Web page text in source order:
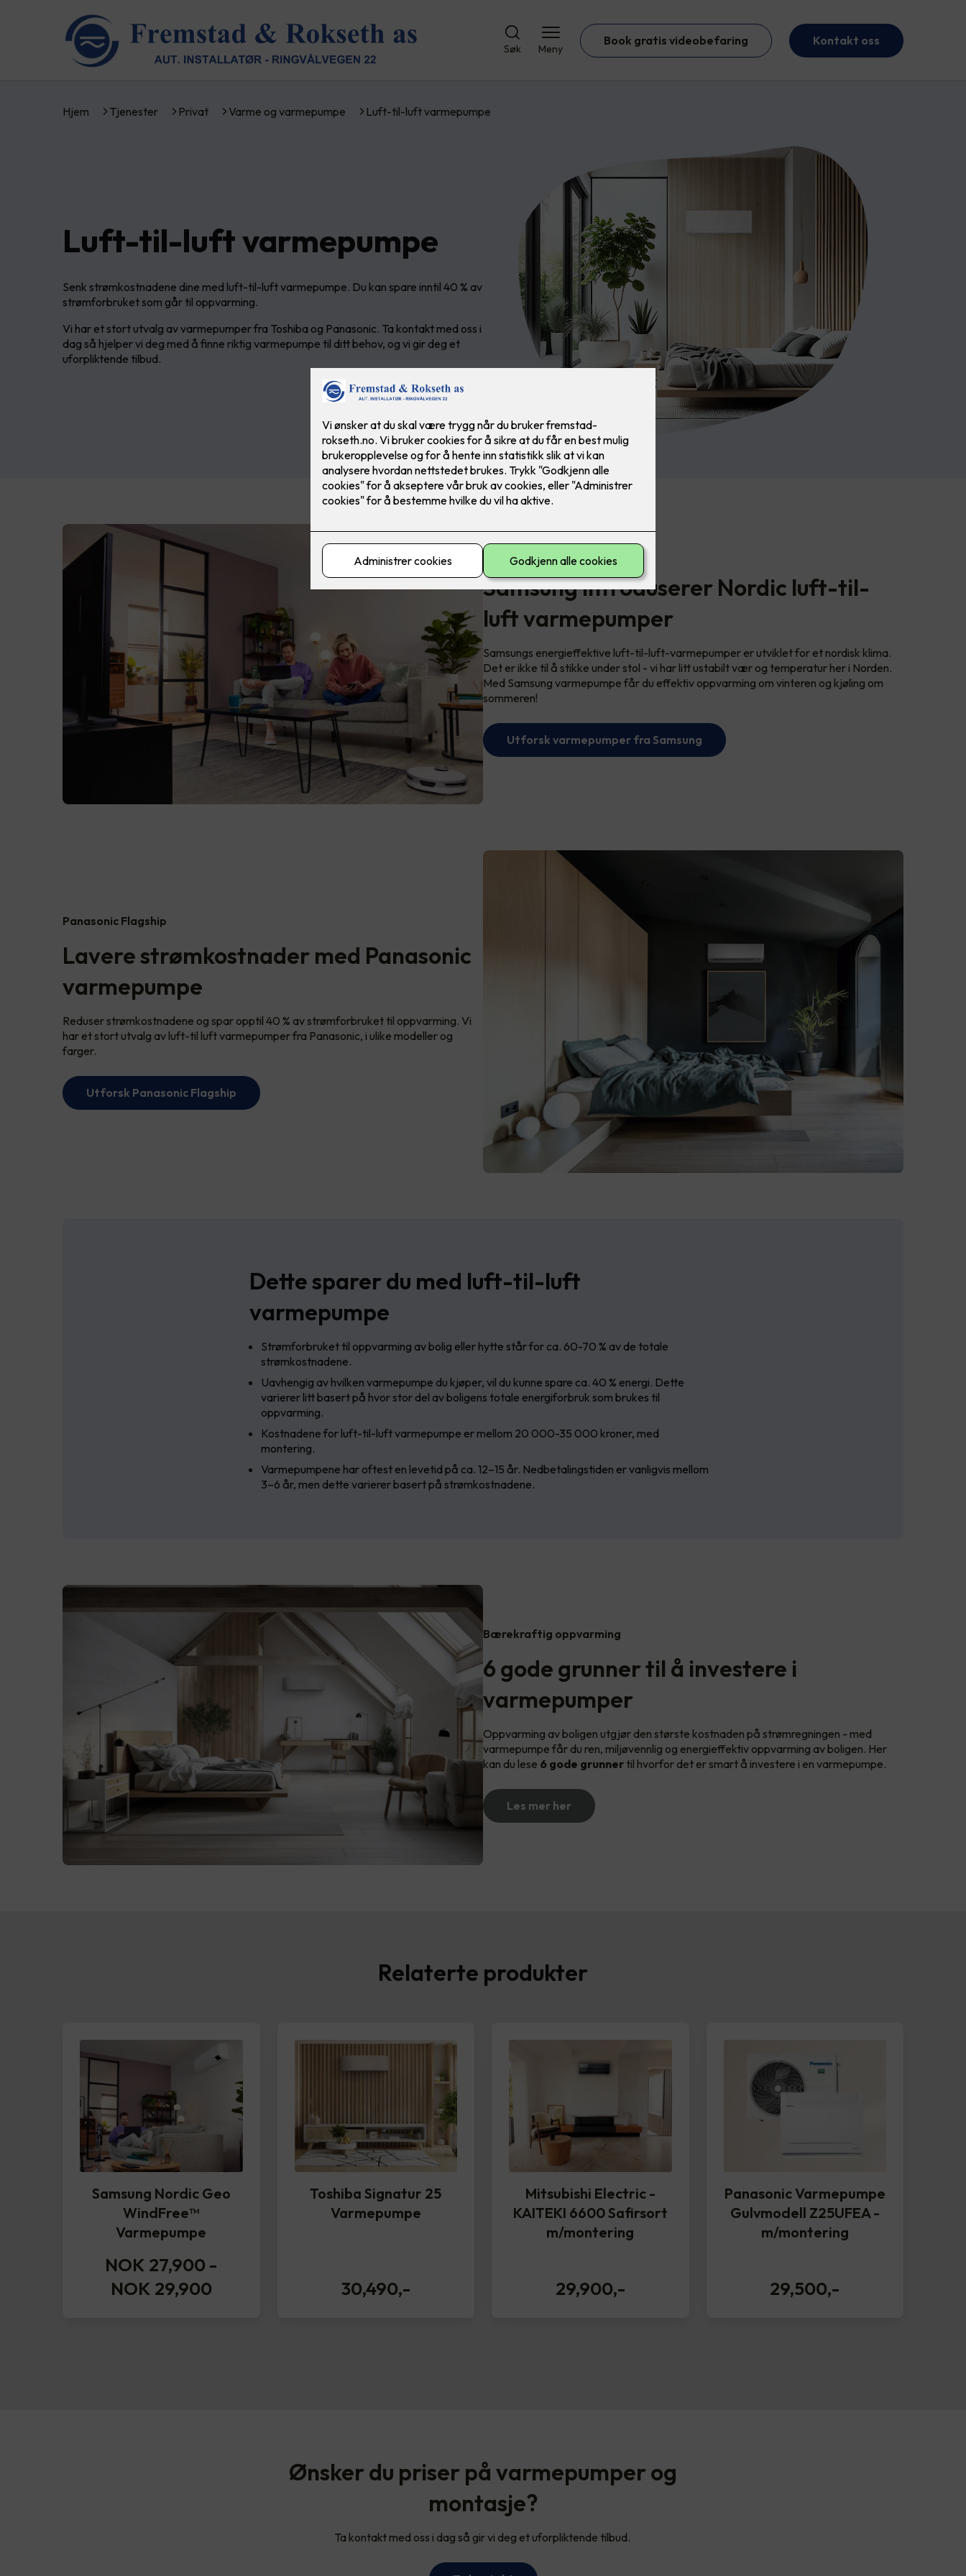
Søk Meny
Book gratis videobefaring Kontakt oss
Hjem Tjenester Privat Varme og varmepumpe Luft-til-luft varmepumpe
Luft-til-luft varmepumpe
Senk strømkostnadene dine med luft-til-luft varmepumpe. Du kan spare inntil 40 % av
strømforbruket som går til oppvarming.
Vi har et stort utvalg av varmepumper fra Toshiba og Panasonic. Ta kontakt med oss i
dag så hjelper vi deg med å finne riktig varmepumpe til ditt behov, og vi gir deg et
uforpliktende tilbud.
Samsung introduserer Nordic luft-til-
luft varmepumper
Samsungs energieffektive luft-til-luft-varmepumper er utviklet for et nordisk klima.
Det er ikke til å stikke under stol - vi har litt ustabilt vær og temperatur her i Norden.
Med Samsung varmepumpe får du effektiv oppvarming om vinteren og kjøling om
sommeren!
Utforsk varmepumper fra Samsung
Panasonic Flagship
Lavere strømkostnader med Panasonic
varmepumpe
Reduser strømkostnadene og spar opptil 40 % av strømforbruket til oppvarming. Vi
har et stort utvalg av luft-til luft varmepumper fra Panasonic, i ulike modeller og
farger.
Utforsk Panasonic Flagship
Dette sparer du med luft-til-luft
varmepumpe
Strømforbruket til oppvarming av bolig eller hytte står for ca. 60-70 % av de totale
strømkostnadene.
Uavhengig av hvilken varmepumpe du kjøper, vil du kunne spare ca. 40 % energi. Dette
varierer litt basert på hvor stor del av boligens totale energiforbruk som brukes til
oppvarming.
Kostnadene for luft-til-luft varmepumpe er mellom 20 000-35 000 kroner, med
montering.
Varmepumpene har oftest en levetid på ca. 12–15 år. Nedbetalingstiden er vanligvis mellom
3–6 år, men dette varierer basert på strømkostnadene.
Bærekraftig oppvarming
6 gode grunner til å investere i
varmepumper
Oppvarming av boligen utgjør den største kostnaden på strømregningen - med
varmepumpe får du ren, miljøvennlig og energieffektiv oppvarming av boligen. Her
kan du lese 6 gode grunner til hvorfor det er smart å investere i en varmepumpe.
Les mer her
Relaterte produkter
Samsung Nordic Geo
WindFree™️
Varmepumpe
NOK 27,900 -
NOK 29,900
Toshiba Signatur 25
Varmepumpe
30,490,-
Mitsubishi Electric -
KAITEKI 6600 Safirsort
m/montering
29,900,-
Panasonic Varmepumpe
Gulvmodell Z25UFEA -
m/montering
29,500,-
Ønsker du priser på varmepumper og
montasje?
Ta kontakt med oss i dag så gir vi deg et uforpliktende tilbud.